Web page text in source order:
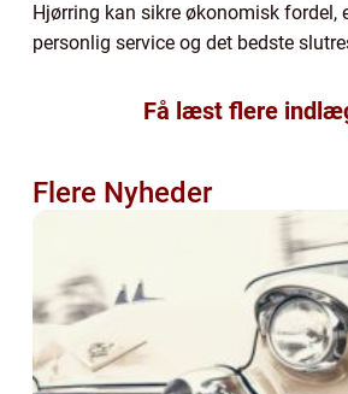
Hjørring kan sikre økonomisk fordel,
personlig service og det bedste
Få læst flere
Flere Nyheder